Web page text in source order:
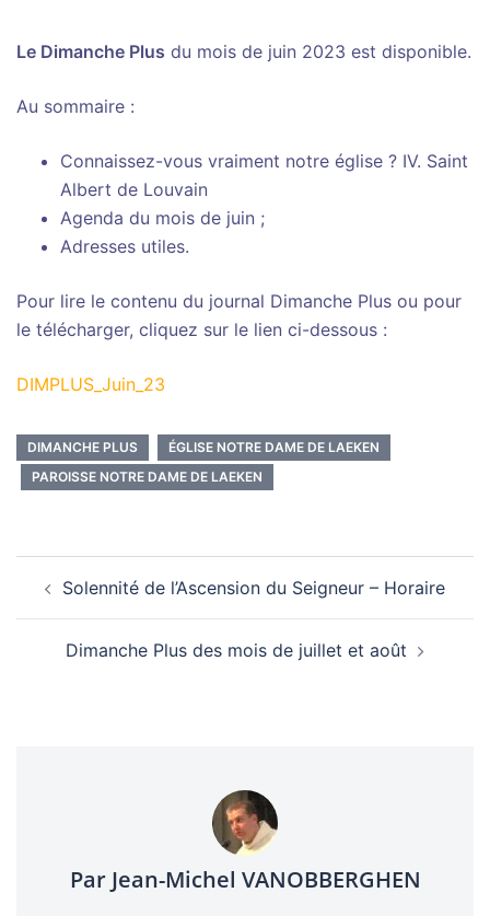
Le Dimanche Plus du mois de juin 2023 est disponible.
Au sommaire :
Connaissez-vous vraiment notre église ? IV. Saint
Albert de Louvain
Agenda du mois de juin ;
Adresses utiles.
Pour lire le contenu du journal Dimanche Plus ou pour
le télécharger, cliquez sur le lien ci-dessous :
DIMPLUS_Juin_23
DIMANCHE PLUS
ÉGLISE NOTRE DAME DE LAEKEN
PAROISSE NOTRE DAME DE LAEKEN
d’article
Solennité de l’Ascension du Seigneur – Horaire
Dimanche Plus des mois de juillet et août
Par Jean-Michel VANOBBERGHEN